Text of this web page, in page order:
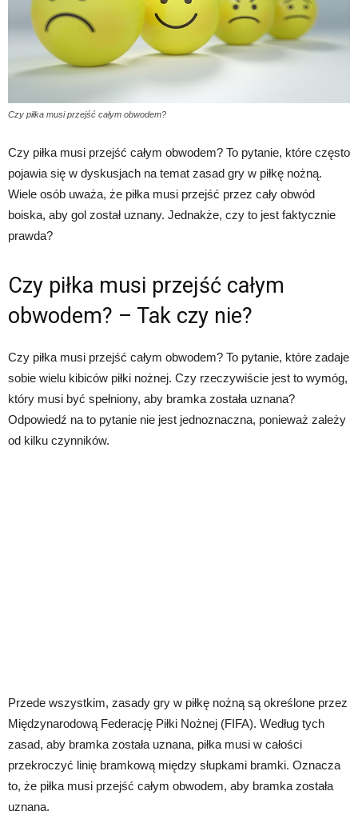
Czy piłka musi przejść całym obwodem?
Czy piłka musi przejść całym obwodem? To pytanie, które często
pojawia się w dyskusjach na temat zasad gry w piłkę nożną.
Wiele osób uważa, że piłka musi przejść przez cały obwód
boiska, aby gol został uznany. Jednakże, czy to jest faktycznie
prawda?
Czy piłka musi przejść całym
obwodem? – Tak czy nie?
Czy piłka musi przejść całym obwodem? To pytanie, które zadaje
sobie wielu kibiców piłki nożnej. Czy rzeczywiście jest to wymóg,
który musi być spełniony, aby bramka została uznana?
Odpowiedź na to pytanie nie jest jednoznaczna, ponieważ zależy
od kilku czynników.
Przede wszystkim, zasady gry w piłkę nożną są określone przez
Międzynarodową Federację Piłki Nożnej (FIFA). Według tych
zasad, aby bramka została uznana, piłka musi w całości
przekroczyć linię bramkową między słupkami bramki. Oznacza
to, że piłka musi przejść całym obwodem, aby bramka została
uznana.